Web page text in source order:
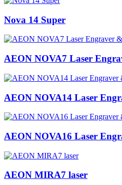
Nova 14 Super
AEON NOVA7 Laser
AEON NOVA14 Laser
AEON NOVA16 Laser
AEON MIRA7 laser